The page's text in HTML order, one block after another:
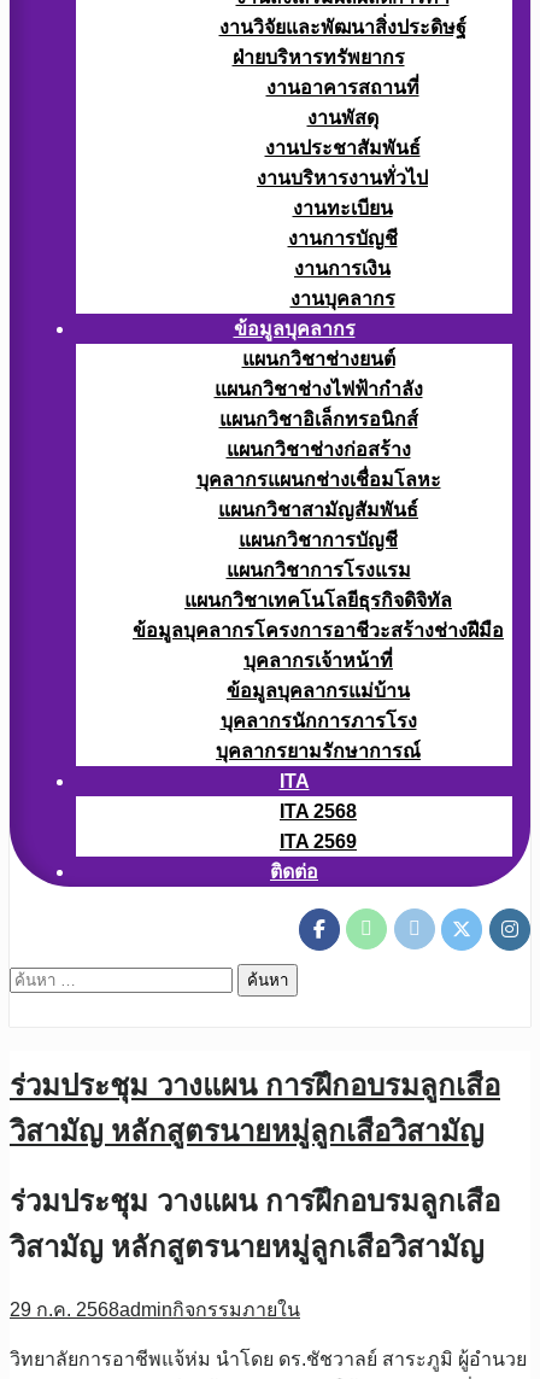
งานวิจัยและพัฒนาสิ่งประดิษฐ์
ฝ่ายบริหารทรัพยากร
งานอาคารสถานที่
งานพัสดุ
งานประชาสัมพันธ์
งานบริหารงานทั่วไป
งานทะเบียน
งานการบัญชี
งานการเงิน
งานบุคลากร
ข้อมูลบุคลากร
แผนกวิชาช่างยนต์
แผนกวิชาช่างไฟฟ้ากำลัง
แผนกวิชาอิเล็กทรอนิกส์
แผนกวิชาช่างก่อสร้าง
บุคลากรแผนกช่างเชื่อมโลหะ
แผนกวิชาสามัญสัมพันธ์
แผนกวิชาการบัญชี
แผนกวิชาการโรงแรม
แผนกวิชาเทคโนโลยีธุรกิจดิจิทัล
ข้อมูลบุคลากรโครงการอาชีวะสร้างช่างฝีมือ
บุคลากรเจ้าหน้าที่
ข้อมูลบุคลากรแม่บ้าน
บุคลากรนักการภารโรง
บุคลากรยามรักษาการณ์
ITA
ITA 2568
ITA 2569
ติดต่อ
ค้นหา
ร่วมประชุม วางแผน การฝึกอบรมลูกเสือ
วิสามัญ หลักสูตรนายหมู่ลูกเสือวิสามัญ
ร่วมประชุม วางแผน การฝึกอบรมลูกเสือ
วิสามัญ หลักสูตรนายหมู่ลูกเสือวิสามัญ
29 ก.ค. 2568adminกิจกรรมภายใน
วิทยาลัยการอาชีพแจ้ห่ม นำโดย ดร.ชัชวาลย์ สาระภูมิ ผู้อำนวย